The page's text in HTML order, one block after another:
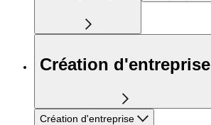
Création d'entreprise
Création d'entreprise